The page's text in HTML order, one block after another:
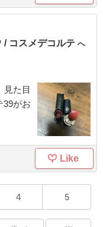
コスメデコルテ へ
見た目
39がお
Like
4 5